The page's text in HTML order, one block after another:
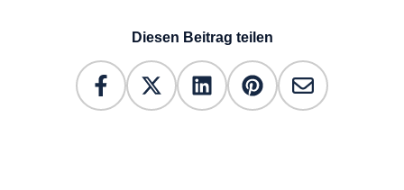
Diesen Beitrag teilen